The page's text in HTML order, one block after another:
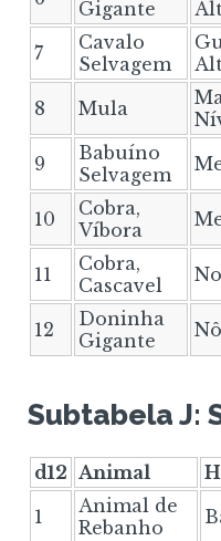
Gigante
7
Cavalo
Selvagem
8 Mula
9
Babuíno
Selvagem
10
Cobra,
Víbora
11
Cobra,
Cascavel
12
Doninha
Gigante
Subtabela J:
d12 Animal
1
Animal de
Rebanho